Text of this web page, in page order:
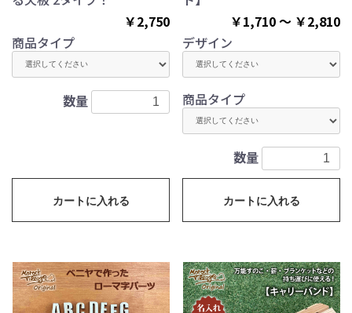
￥2,750
商品タイプ
数量
カートに入れる
￥1,710 ～ ￥2,810
デザイン
商品タイプ
数量
カートに入れる